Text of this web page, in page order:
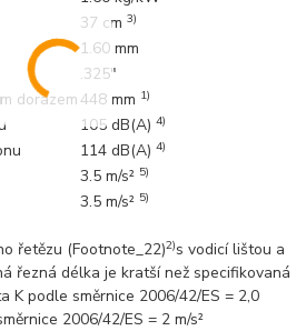
37 cm3)
1.60 mm
.325"
dorazem448 mm 1)
105 dB(A)4)
114 dB(A)4)
3.5 m/s² 5)
3.5 m/s² 5)
řetězu (Footnote_22)2)s vodicí lištou a
řezná délka je kratší než specifikovaná
K podle směrnice 2006/42/ES = 2,0
2006/42/ES = 2 m/s²